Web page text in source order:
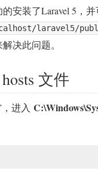
的安装了Laravel 5，
laravel5/
决此问题。
文件
进入